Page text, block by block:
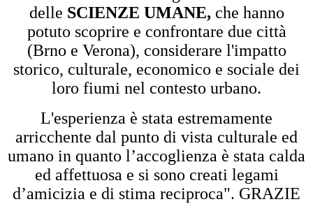
delle SCIENZE UMANE, che hanno
potuto scoprire e confrontare due città
(Brno e Verona), considerare l'impatto
storico, culturale, economico e sociale dei
loro fiumi nel contesto urbano.
L'esperienza è stata estremamente
arricchente dal punto di vista culturale ed
umano in quanto l’accoglienza è stata calda
ed affettuosa e si sono creati legami
d’amicizia e di stima reciproca". GRAZIE